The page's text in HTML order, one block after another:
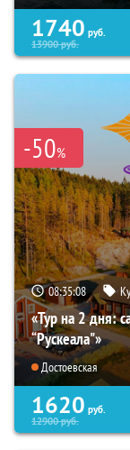
1740 руб.
13900руб.
-50%
08:35:07
«Тур на 2 дня:
“Рускеала"»
Достоевская
1620 руб.
12900руб.